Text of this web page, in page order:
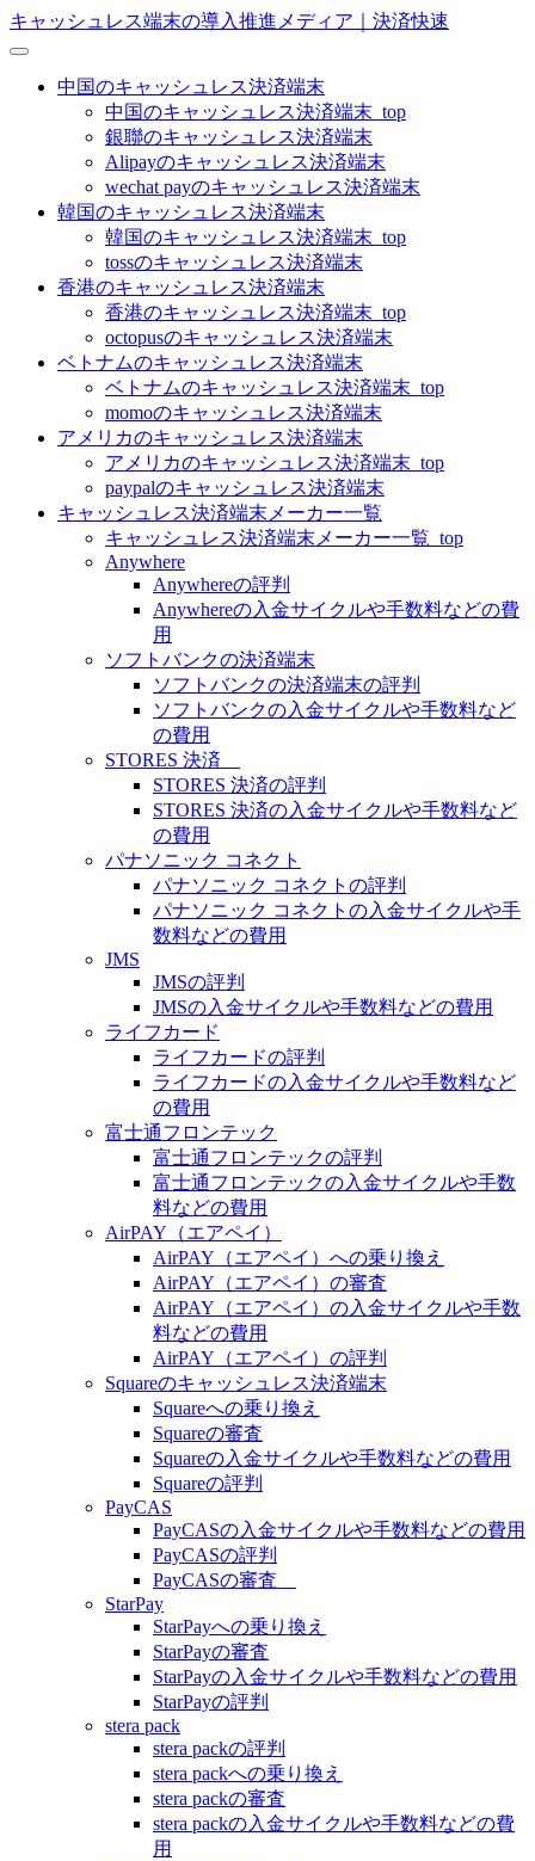
キャッシュレス端末の導入推進メディア｜決済快速
中国のキャッシュレス決済端末
中国のキャッシュレス決済端末_top
銀聯のキャッシュレス決済端末
Alipayのキャッシュレス決済端末
wechat payのキャッシュレス決済端末
韓国のキャッシュレス決済端末
韓国のキャッシュレス決済端末_top
tossのキャッシュレス決済端末
香港のキャッシュレス決済端末
香港のキャッシュレス決済端末_top
octopusのキャッシュレス決済端末
ベトナムのキャッシュレス決済端末
ベトナムのキャッシュレス決済端末_top
momoのキャッシュレス決済端末
アメリカのキャッシュレス決済端末
アメリカのキャッシュレス決済端末_top
paypalのキャッシュレス決済端末
キャッシュレス決済端末メーカー一覧
キャッシュレス決済端末メーカー一覧_top
Anywhere
Anywhereの評判
Anywhereの入金サイクルや手数料などの費
用
ソフトバンクの決済端末
ソフトバンクの決済端末の評判
ソフトバンクの入金サイクルや手数料など
の費用
STORES 決済
STORES 決済の評判
STORES 決済の入金サイクルや手数料など
の費用
パナソニック コネクト
パナソニック コネクトの評判
パナソニック コネクトの入金サイクルや手
数料などの費用
JMS
JMSの評判
JMSの入金サイクルや手数料などの費用
ライフカード
ライフカードの評判
ライフカードの入金サイクルや手数料など
の費用
富士通フロンテック
富士通フロンテックの評判
富士通フロンテックの入金サイクルや手数
料などの費用
AirPAY（エアペイ）
AirPAY（エアペイ）への乗り換え
AirPAY（エアペイ）の審査
AirPAY（エアペイ）の入金サイクルや手数
料などの費用
AirPAY（エアペイ）の評判
Squareのキャッシュレス決済端末
Squareへの乗り換え
Squareの審査
Squareの入金サイクルや手数料などの費用
Squareの評判
PayCAS
PayCASの入金サイクルや手数料などの費用
PayCASの評判
PayCASの審査
StarPay
StarPayへの乗り換え
StarPayの審査
StarPayの入金サイクルや手数料などの費用
StarPayの評判
stera pack
stera packの評判
stera packへの乗り換え
stera packの審査
stera packの入金サイクルや手数料などの費
用